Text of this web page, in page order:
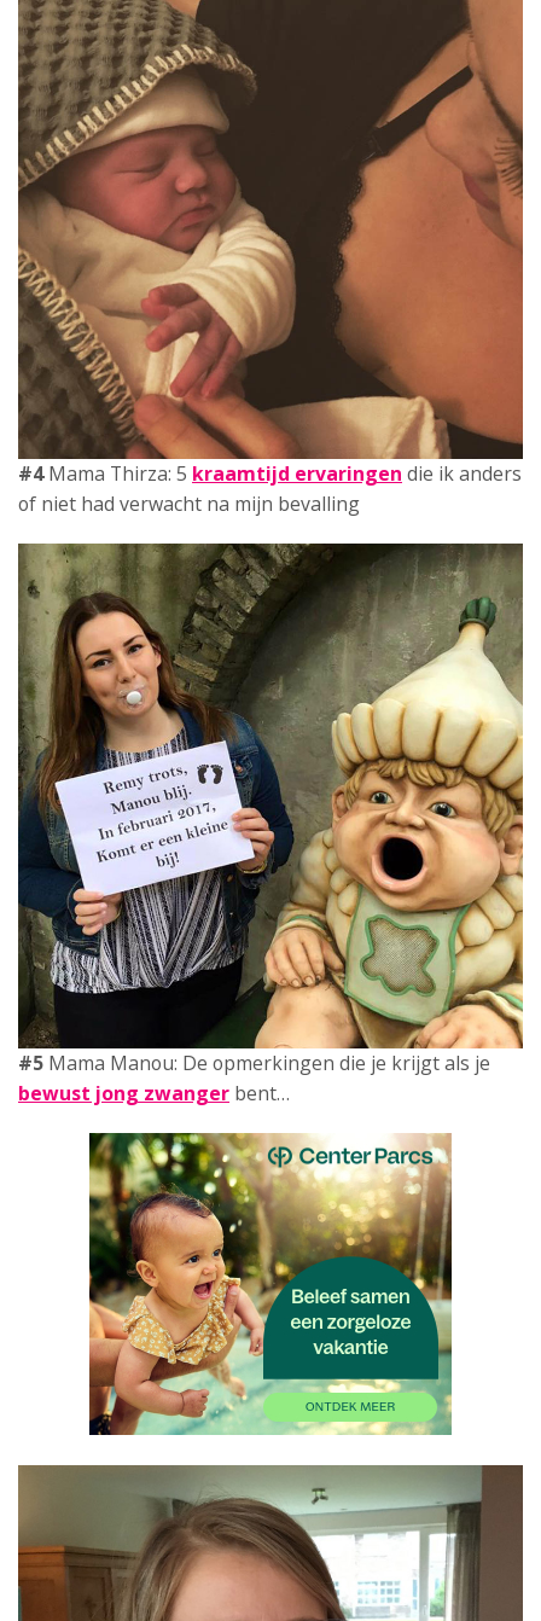
#4Mama Thirza: 5 kraamtijd ervaringen die ik anders
of niet had verwacht na mijn bevalling
#5 Mama Manou: De opmerkingen die je krijgt als je
bewust jong zwanger bent…